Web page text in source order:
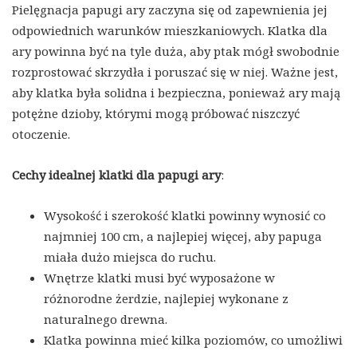
Pielęgnacja papugi ary zaczyna się od zapewnienia jej
odpowiednich warunków mieszkaniowych. Klatka dla
ary powinna być na tyle duża, aby ptak mógł swobodnie
rozprostować skrzydła i poruszać się w niej. Ważne jest,
aby klatka była solidna i bezpieczna, ponieważ ary mają
potężne dzioby, którymi mogą próbować niszczyć
otoczenie.
Cechy idealnej klatki dla papugi ary:
Wysokość i szerokość klatki powinny wynosić co
najmniej 100 cm, a najlepiej więcej, aby papuga
miała dużo miejsca do ruchu.
Wnętrze klatki musi być wyposażone w
różnorodne żerdzie, najlepiej wykonane z
naturalnego drewna.
Klatka powinna mieć kilka poziomów, co umożliwi